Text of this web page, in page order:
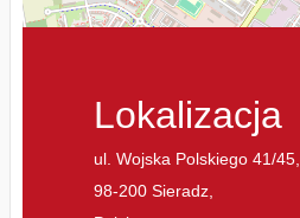
Lokalizacja
ul. Wojska Polskiego 41/45,
98-200 Sieradz,